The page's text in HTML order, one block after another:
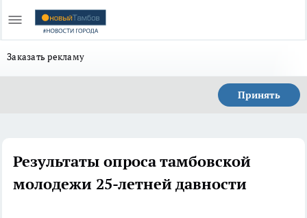
Заказать рекламу
Принять
Результаты опроса тамбовской
молодежи 25-летней давности